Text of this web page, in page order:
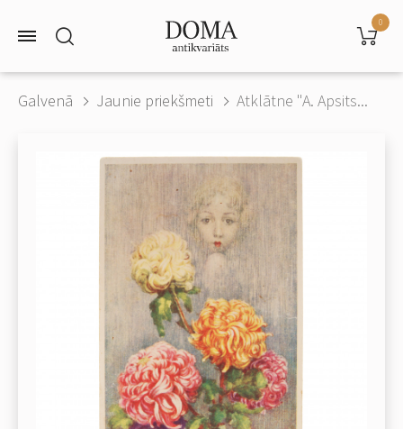
0
Galvenā Jaunie priekšmeti Atklātne "A. Apsits...